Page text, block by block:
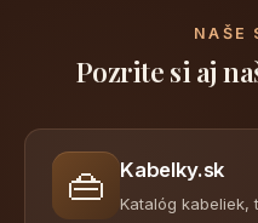
NAŠE
Pozrite si aj
👜 Kabelky.sk
Katalóg kabeliek,